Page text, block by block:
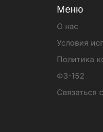
Меню
О нас
Условия
Политика
ФЗ-152
Связаться